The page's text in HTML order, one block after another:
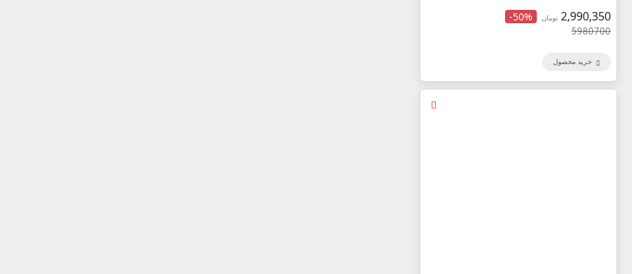
2,990,350 تومان -50%
5980700
خرید محصول